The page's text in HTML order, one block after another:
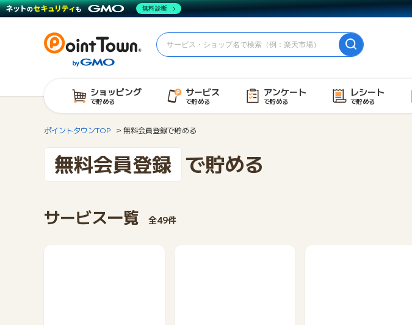
ショッピング
で貯める
サービス
で貯める
アンケート
で貯める
レシート
で貯める
ポイントタウンTOP 無料会員登録で貯める
無料会員登録 で貯める
サービス一覧 全49件
無料診断